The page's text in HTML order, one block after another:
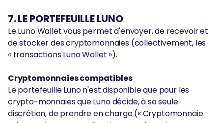
7. LE PORTEFEUILLE LUNO
Le Luno Wallet vous permet d'envoyer, de recevoir et
de stocker des cryptomonnaies (collectivement, les
« transactions Luno Wallet »).
Cryptomonnaies compatibles
Le portefeuille Luno n'est disponible que pour les
crypto-monnaies que Luno décide, à sa seule
discrétion, de prendre en charge (« Cryptomonnaie